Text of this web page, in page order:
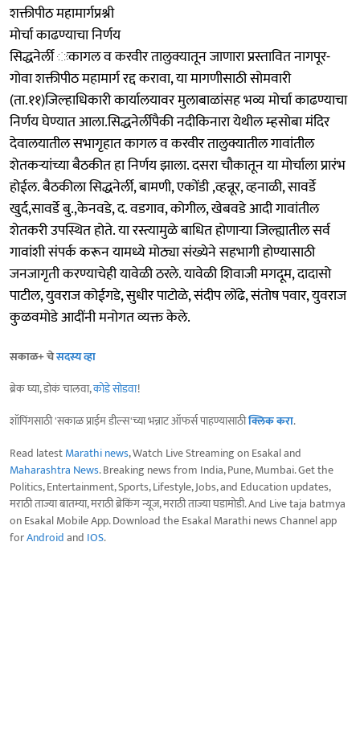
शक्तीपीठ महामार्गप्रश्नी
मोर्चा काढण्याचा निर्णय
सिद्धनेर्ली ःकागल व करवीर तालुक्यातून जाणारा प्रस्तावित नागपूर-
गोवा शक्तीपीठ महामार्ग रद्द करावा, या मागणीसाठी सोमवारी
(ता.११)जिल्हाधिकारी कार्यालयावर मुलाबाळांसह भव्य मोर्चा काढण्याचा
निर्णय घेण्यात आला.सिद्धनेर्लीपैकी नदीकिनारा येथील म्हसोबा मंदिर
देवालयातील सभागृहात कागल व करवीर तालुक्यातील गावांतील
शेतकऱ्यांच्या बैठकीत हा निर्णय झाला. दसरा चौकातून या मोर्चाला प्रारंभ
होईल. बैठकीला सिद्धनेर्ली, बामणी, एकोंडी ,व्हन्नूर, व्हनाळी, सावर्डे
खुर्द,सावर्डे बु.,केनवडे, द. वडगाव, कोगील, खेबवडे आदी गावांतील
शेतकरी उपस्थित होते. या रस्त्यामुळे बाधित होणाऱ्या जिल्ह्यातील सर्व
गावांशी संपर्क करून यामध्ये मोठ्या संख्येने सहभागी होण्यासाठी
जनजागृती करण्याचेही यावेळी ठरले. यावेळी शिवाजी मगदूम, दादासो
पाटील, युवराज कोईगडे, सुधीर पाटोळे, संदीप लोंढे, संतोष पवार, युवराज
कुळवमोडे आदींनी मनोगत व्यक्त केले.
सकाळ+ चेसदस्य व्हा
ब्रेक घ्या, डोकं चालवा,कोडे सोडवा!
शॉपिंगसाठी 'सकाळ प्राईम डील्स'च्या भन्नाट ऑफर्स पाहण्यासाठीक्लिक करा.
Read latestMarathi news, Watch Live Streaming on Esakal and
Maharashtra News. Breaking news from India, Pune, Mumbai. Get the
Politics, Entertainment, Sports, Lifestyle, Jobs, and Education updates,
मराठी ताज्या बातम्या, मराठी ब्रेकिंग न्यूज, मराठी ताज्या घडामोडी. And Live taja batmya
on Esakal Mobile App. Download the Esakal Marathi news Channel app
forAndroidand IOS.